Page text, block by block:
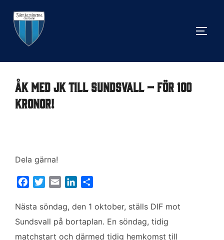
innehåll
Åk med JK till Sundsvall – för 100
kronor!
Dela gärna!
c
e
i
t
a
i
n
k
l
a
Nästa söndag, den 1 oktober, ställs DIF mot
Sundsvall på bortaplan. En söndag, tidig
matchstart och därmed tidig hemkomst till